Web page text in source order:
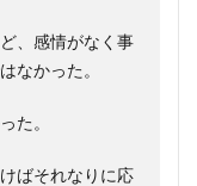
、感情がなく事
なかった。
た。
ばそれなりに応